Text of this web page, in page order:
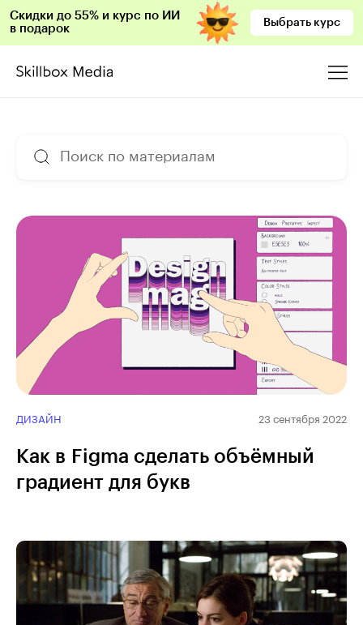
Скидки до 55% и курс по ИИ
в подарок
Выбрать курс
ДИЗАЙН 23 сентября 2022
Как в Figma сделать объёмный
градиент для букв